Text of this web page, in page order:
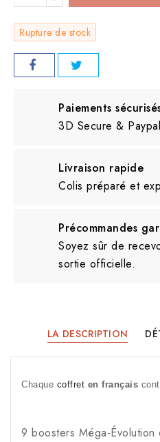
Rupture de stock
Paiements
3D Secure & Paypal
Livraison rapide
Colis préparé et
Précommandes
Soyez sûr de
sortie officielle.
LA DESCRIPTION
Chaque coffret en français
9 boosters Méga-Évolution